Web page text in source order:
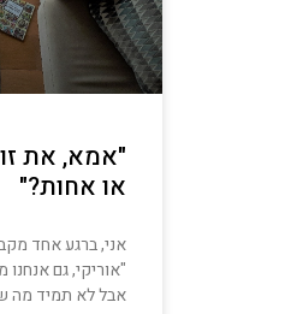
"אמא, את
או אחות?"
אני, ברגע אחד
"אוריקי, גם
אבל לא תמיד מה